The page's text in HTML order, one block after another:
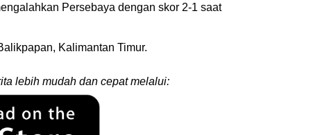
Persebaya dengan skor 2-1 saat
Kalimantan Timur.
lebih mudah dan cepat melalui: